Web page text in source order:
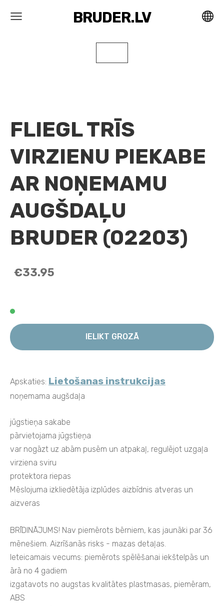
BRUDER.LV
FLIEGL TRĪS
VIRZIENU PIEKABE
AR NOŅEMAMU
AUGŠDAĻU
BRUDER (02203)
€33.95
IELIKT GROZĀ
Apskaties: Lietošanas instrukcijas
noņemama augšdaļa
jūgstieņa sakabe
pārvietojama jūgstieņa
var nogāzt uz abām pusēm un atpakaļ, regulējot uzgaļa
virziena sviru
protektora riepas
Mēslojuma izkliedētāja izplūdes aizbīdnis atveras un
aizveras
BRĪDINĀJUMS! Nav piemērots bērniem, kas jaunāki par 36
mēnešiem. Aizrīšanās risks - mazas detaļas.
Ieteicamais vecums: piemērots spēlēšanai iekštelpās un
ārā no 4 gadiem
izgatavots no augstas kvalitātes plastmasas, piemēram,
ABS